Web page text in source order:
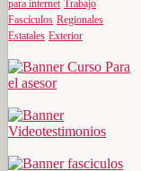
para internet Trabajo
Fascículos Regionales
Estatales Exterior